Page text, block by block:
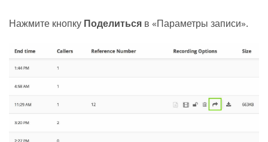
Нажмите кнопку Поделиться в «Параметры записи».